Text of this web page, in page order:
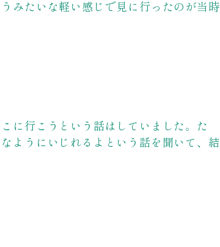
みたいな軽い感じで見に行ったのが当時
に行こうという話はしていました。た
ようにいじれるよという話を聞いて、結